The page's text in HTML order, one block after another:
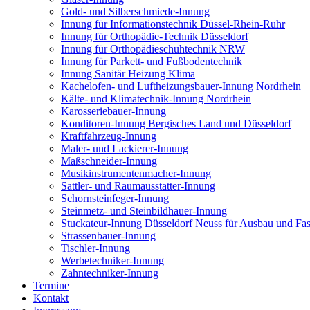
Gold- und Silberschmiede-Innung
Innung für Informationstechnik Düssel-Rhein-Ruhr
Innung für Orthopädie-Technik Düsseldorf
Innung für Orthopädieschuhtechnik NRW
Innung für Parkett- und Fußbodentechnik
Innung Sanitär Heizung Klima
Kachelofen- und Luftheizungsbauer-Innung Nordrhein
Kälte- und Klimatechnik-Innung Nordrhein
Karosseriebauer-Innung
Konditoren-Innung Bergisches Land und Düsseldorf
Kraftfahrzeug-Innung
Maler- und Lackierer-Innung
Maßschneider-Innung
Musikinstrumentenmacher-Innung
Sattler- und Raumausstatter-Innung
Schornsteinfeger-Innung
Steinmetz- und Steinbildhauer-Innung
Stuckateur-Innung Düsseldorf Neuss für Ausbau und
Strassenbauer-Innung
Tischler-Innung
Werbetechniker-Innung
Zahntechniker-Innung
Termine
Kontakt